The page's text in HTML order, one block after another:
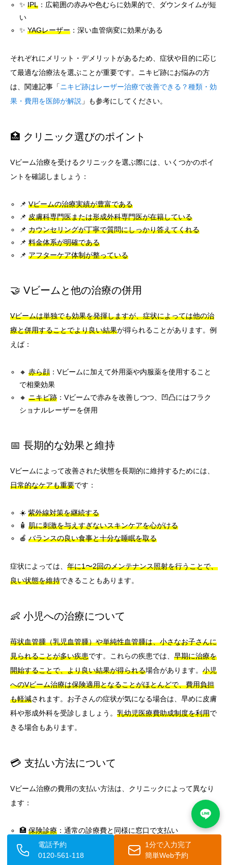
✨IPL ：広範囲の赤みや色むらに効果的で、ダウンタイムが短
い
✨YAGレーザー ：深い血管病変に効果がある
それぞれにメリット・デメリットがあるため、症状や目的に応じ
て最適な治療法を選ぶことが重要です。ニキビ跡にお悩みの方
は、関連記事「ニキビ跡はレーザー治療で改善できる？種類・効
果・費用を医師が解説 」も参考にしてください。
🏥 クリニック選びのポイント
Vビーム治療を受けるクリニックを選ぶ際には、いくつかのポイ
ントを確認しましょう：
📌Vビームの治療実績が豊富である
📌皮膚科専門医または形成外科専門医が在籍している
📌カウンセリングが丁寧で質問にしっかり答えてくれる
📌料金体系が明確である
📌アフターケア体制が整っている
🤝 Vビームと他の治療の併用
Vビームは単独でも効果を発揮しますが、症状によっては他の治
療と併用することでより良い結果が得られることがあります。例
えば：
🔸赤ら顔 ：Vビームに加えて外用薬や内服薬を使用すること
で相乗効果
🔸ニキビ跡 ：Vビームで赤みを改善しつつ、凹凸にはフラク
ショナルレーザーを併用
📅 長期的な効果と維持
Vビームによって改善された状態を長期的に維持するためには、
日常的なケアも重要です：
☀️紫外線対策を継続する
🧴肌に刺激を与えすぎないスキンケアを心がける
🍎バランスの良い食事と十分な睡眠を取る
症状によっては、 年に1〜2回のメンテナンス照射を行うことで、
良い状態を維持できることもあります。
👶 小児への治療について
苺状血管腫（乳児血管腫）や単純性血管腫は、小さなお子さんに
見られることが多い疾患です。これらの疾患では、 早期に治療を
開始することで、より良い結果が得られる場合があります。 小児
へのVビーム治療は保険適用となることがほとんどで、費用負担
も軽減されます。お子さんの症状が気になる場合は、早めに皮膚
科や形成外科を受診しましょう。 乳幼児医療費助成制度を利用で
きる場合もあります。
💳 支払い方法について
Vビーム治療の費用の支払い方法は、クリニックによって異なり
ます：
🏥保険診療 ：通常の診療費と同様に窓口で支払い
💰
自費診療：現金、クレジットカード、医療ローン、分割払
いなど
電話予約
0120-561-118
1分で入力完了
簡単Web予約